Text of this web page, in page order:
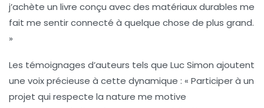
j’achète un livre conçu avec des matériaux durables me
fait me sentir connecté à quelque chose de plus grand.
»
Les témoignages d’auteurs tels que Luc Simon ajoutent
une voix précieuse à cette dynamique : « Participer à un
projet qui respecte la nature me motive